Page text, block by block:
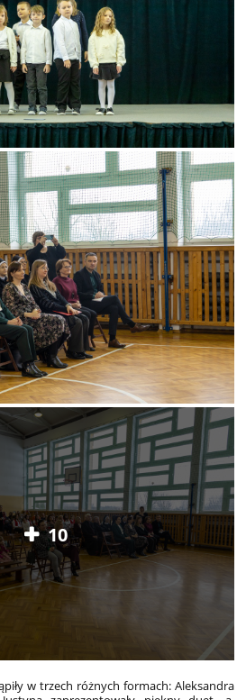
10
w trzech różnych formach: Aleksandra